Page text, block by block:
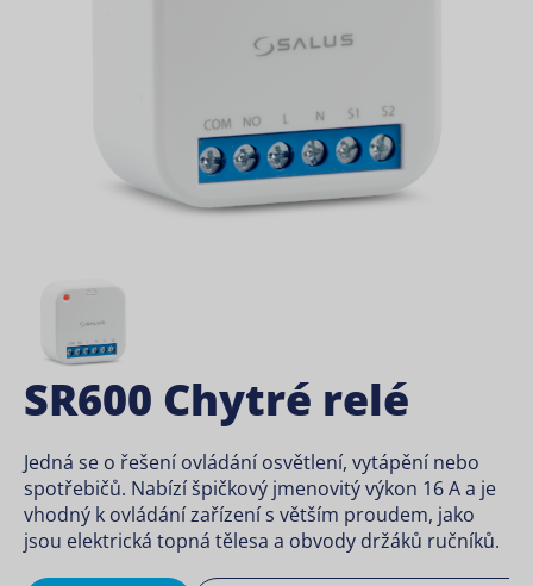
SR600 Chytré relé
Jedná se o řešení ovládání osvětlení, vytápění nebo
spotřebičů. Nabízí špičkový jmenovitý výkon 16 A a je
vhodný k ovládání zařízení s větším proudem, jako
jsou elektrická topná tělesa a obvody držáků ručníků.